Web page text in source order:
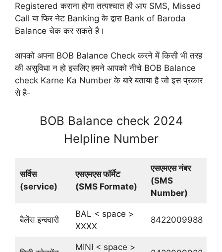
Registered कराना होगा तत्पश्चात ही आप SMS, Missed
Call या फिर नेट Banking के द्वारा Bank of Baroda
Balance चेक कर सकते है।
आपको अपना BOB Balance Check करने में किसी भी तरह
की असुविधा न हो इसलिए हमने आपको नीचे BOB Balance
check Karne Ka Number के बारे बताया है जो इस प्रकार
से है-
BOB Balance check 2024
Helpline Number
सर्विस
(service)
एसएमएस फॉर्मेट
(SMS Formate)
एसएमएस नंबर
(SMS
Number)
बैलेंस इन्क्वारी
BAL < space >
XXXX
8422009988
MINI < space >